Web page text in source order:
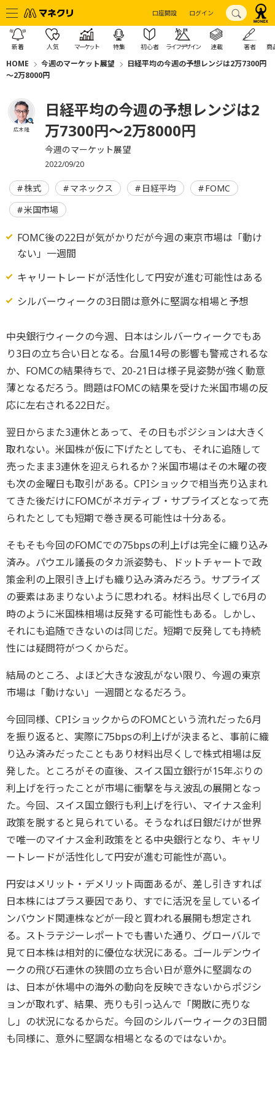
口座開設 ログイン
新着 人気 マーケット 特集 初心者 ライフデザイン 連載 著者 商
HOME 今週のマーケット展望
日経平均の今週の予想レンジは2万7300円
～2万8000円
広木 隆
日経平均の今週の予想レンジは2
万7300円～2万8000円
今週のマーケット展望
2022/09/20
株式 マネックス 日経平均
FOMC
米国市場
FOMC後の22日が気がかりだが今週の東京市場は「動け
ない」一週間
キャリートレードが活性化して円安が進む可能性はある
シルバーウィークの3日間は意外に堅調な相場と予想
中央銀行ウィークの今週、日本はシルバーウィークでもあ
り3日の立ち合い日となる。台風14号の影響も警戒されるな
か、FOMCの結果待ちで、20-21日は様子見姿勢が強く動意
薄となるだろう。問題はFOMCの結果を受けた米国市場の反
応に左右される22日だ。
翌日からまた3連休とあって、その日もポジションは大きく
取れない。米国株が仮に下げたとしても、それに追随して
売ったまま3連休を迎えられるか？米国市場はその木曜の夜
も次の金曜日も取引がある。CPIショックで相当売り込まれ
てきた後だけにFOMCがネガティブ・サプライズとなって売
られたとしても短期で巻き戻る可能性は十分ある。
そもそも今回のFOMCでの75bpsの利上げは完全に織り込み
済み。パウエル議長のタカ派姿勢も、ドットチャートで政
策金利の上限引き上げも織り込み済みだろう。サプライズ
の要素はあまりないように思われる。材料出尽くしで6月の
時のように米国株相場は反発する可能性もある。しかし、
それにも追随できないのは同じだ。短期で反発しても持続
性には疑問符がつくからだ。
結局のところ、よほど大きな波乱がない限り、今週の東京
市場は「動けない」一週間となるだろう。
今回同様、CPIショックからのFOMCという流れだった6月
を振り返ると、実際に75bpsの利上げが決まると、事前に織
り込み済みだったこともあり材料出尽くしで株式相場は反
発した。ところがその直後、スイス国立銀行が15年ぶりの
利上げを行ったことが市場に衝撃を与え波乱の展開となっ
た。今回、スイス国立銀行も利上げを行い、マイナス金利
政策を脱すると見られている。そうなれば日銀だけが世界
で唯一のマイナス金利政策をとる中央銀行となり、キャリ
ートレードが活性化して円安が進む可能性が高い。
円安はメリット・デメリット両面あるが、差し引きすれば
日本株にはプラス要因であり、すでに活況を呈しているイ
ンバウンド関連株などが一段と買われる展開も想定され
る。ストラテジーレポートでも書いた通り、グローバルで
見て日本株は相対的に優位な状況にある。ゴールデンウイ
ークの飛び石連休の狭間の立ち合い日が意外に堅調なの
は、日本が休場中の海外の動向を反映できないからポジシ
ョンが取れず、結果、売りも引っ込んで「閑散に売りな
し」の状況になるからだ。今回のシルバーウィークの3日間
も同様に、意外に堅調な相場となるのではないか。